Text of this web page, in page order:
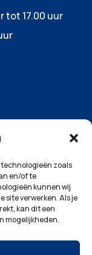
zoals
en/of te
kunnen wij
site verwerken. Als je
kan dit een
mogelijkheden.
tot 17.00 uur